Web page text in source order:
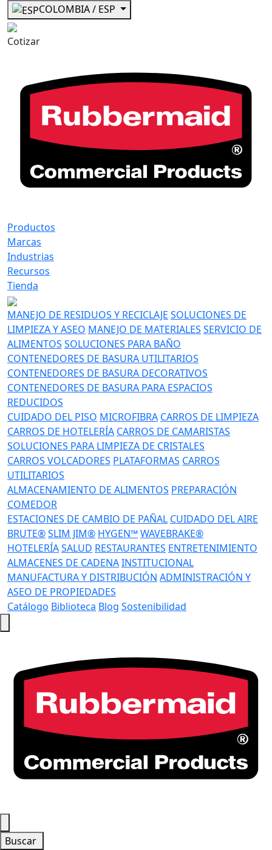
COLOMBIA / ESP
Cotizar
Productos
Marcas
Industrias
Recursos
Tienda
MANEJO DE RESIDUOS Y RECICLAJE SOLUCIONES DE
LIMPIEZA Y ASEO MANEJO DE MATERIALES SERVICIO DE
ALIMENTOS SOLUCIONES PARA BAÑO
CONTENEDORES DE BASURA UTILITARIOS
CONTENEDORES DE BASURA DECORATIVOS
CONTENEDORES DE BASURA PARA ESPACIOS
REDUCIDOS
CUIDADO DEL PISO MICROFIBRA CARROS DE LIMPIEZA
CARROS DE HOTELERÍA CARROS DE CAMARISTAS
SOLUCIONES PARA LIMPIEZA DE CRISTALES
CARROS VOLCADORES PLATAFORMAS CARROS
UTILITARIOS
ALMACENAMIENTO DE ALIMENTOS PREPARACIÓN
COMEDOR
ESTACIONES DE CAMBIO DE PAÑAL CUIDADO DEL AIRE
BRUTE®SLIM JIM® HYGEN™WAVEBRAKE®
HOTELERÍASALUD RESTAURANTES ENTRETENIMIENTO
ALMACENES DE CADENAINSTITUCIONAL
MANUFACTURA Y DISTRIBUCIÓN ADMINISTRACIÓN Y
ASEO DE PROPIEDADES
Catálogo Biblioteca Blog Sostenibilidad
Buscar